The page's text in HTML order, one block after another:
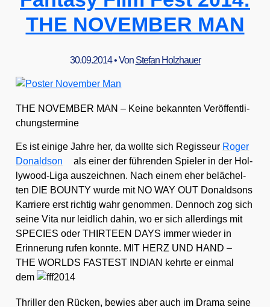
OpferTHE NOVEMBER MAN
30.09.2014• Von Stefan Holzhauer
THE NOVEMBER MAN – Kei­ne bekann­ten Ver­öf­fent­li­
chungs­ter­mi­ne
Es ist eini­ge Jah­re her, da woll­te sich Regis­seur Roger
Donald­son
als einer der füh­ren­den Spie­ler in der Hol­
ly­wood-Liga aus­zeich­nen. Nach einem eher belä­chel­
ten DIE BOUNTY wur­de mit NO WAY OUT Donald­sons
Kar­rie­re erst rich­tig wahr genom­men. Den­noch zog sich
sei­ne Vita nur leid­lich dahin, wo er sich aller­dings mit
SPECIES oder THIRTEEN DAYS immer wie­der in
Erin­ne­rung rufen konn­te. MIT HERZ UND HAND –
THE WORLDS FASTEST INDIAN kehr­te er ein­mal
dem
Thril­ler den Rücken, bewies aber auch im Dra­ma sei­ne